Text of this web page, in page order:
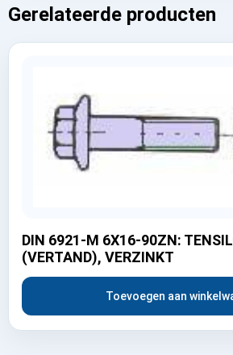
Gerelateerde producten
DIN 6921-M 6X16-90ZN:
(VERTAND), VERZINKT
Toevoegen aan